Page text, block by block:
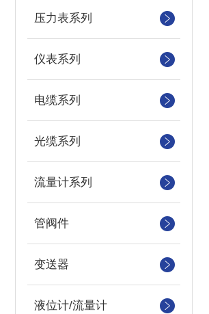
压力表系列
仪表系列
电缆系列
光缆系列
流量计系列
管阀件
变送器
液位计/流量计